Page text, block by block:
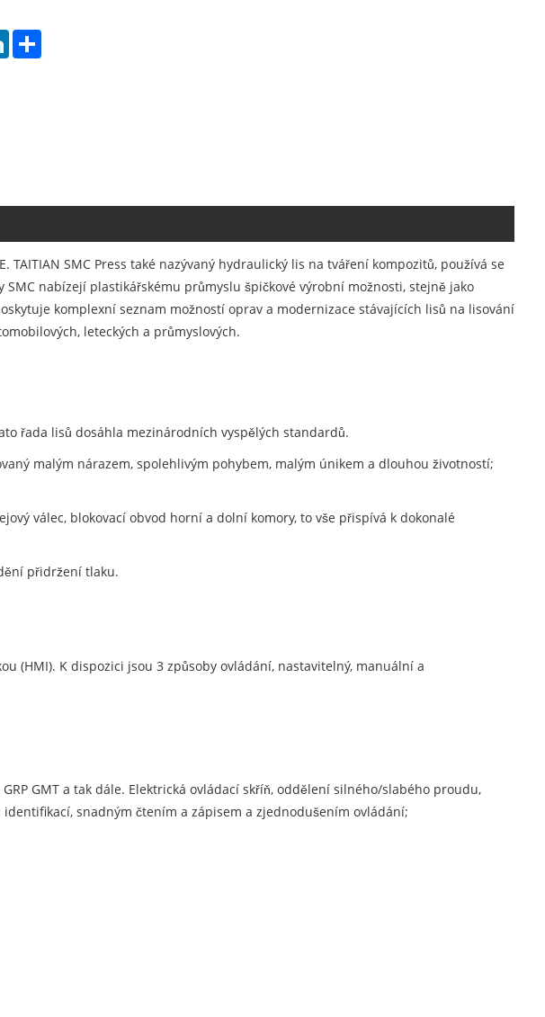
LinkedInShare
SMC Press také nazývaný hydraulický lis na tváření kompozitů, používá se
SMC nabízejí plastikářskému průmyslu špičkové výrobní možnosti, stejně jako
komplexní seznam možností oprav a modernizace stávajících lisů na lisování
leteckých a průmyslových.
řada lisů dosáhla mezinárodních vyspělých standardů.
malým nárazem, spolehlivým pohybem, malým únikem a dlouhou životností;
válec, blokovací obvod horní a dolní komory, to vše přispívá k dokonalé
přidržení tlaku.
(HMI). K dispozici jsou 3 způsoby ovládání, nastavitelný, manuální a
GMT a tak dále. Elektrická ovládací skříň, oddělení silného/slabého proudu,
snadným čtením a zápisem a zjednodušením ovládání;